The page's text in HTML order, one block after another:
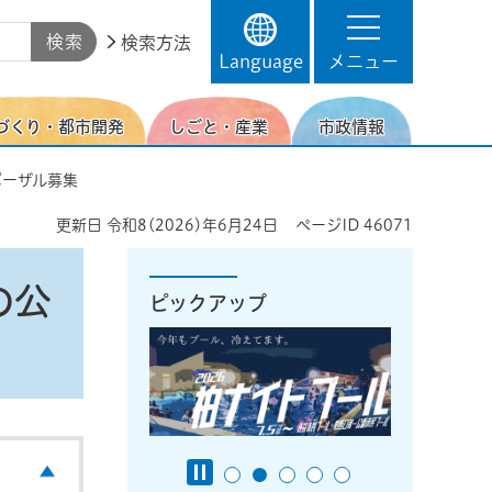
検索方法
Language
メニュー
くり・都市開発 しごと・産業 市政情報
ザル募集
更新日 令和8(2026)年6月24日 ページID 46071
公 ピックアップ